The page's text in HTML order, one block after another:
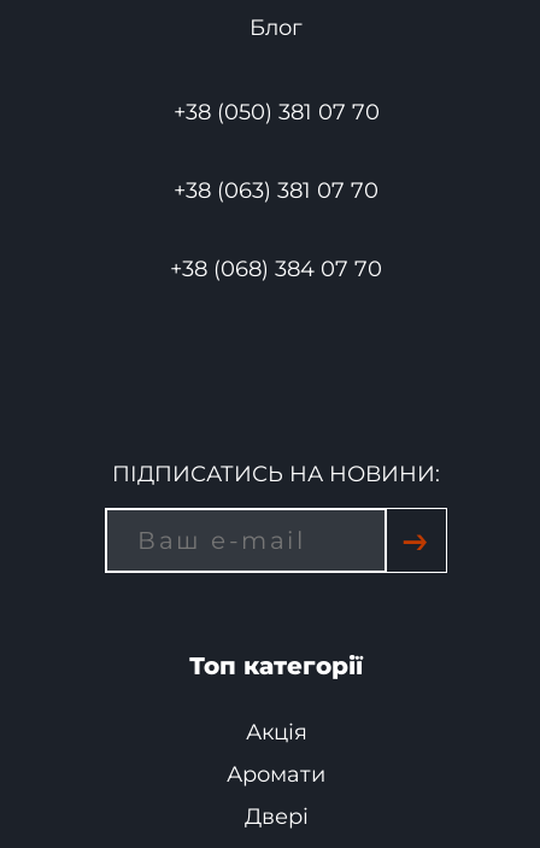
Блог
+38 (050) 381 07 70
+38 (063) 381 07 70
+38 (068) 384 07 70
ПІДПИСАТИСЬ НА НОВИНИ:
→
Топ категорії
Акція
Аромати
Двері